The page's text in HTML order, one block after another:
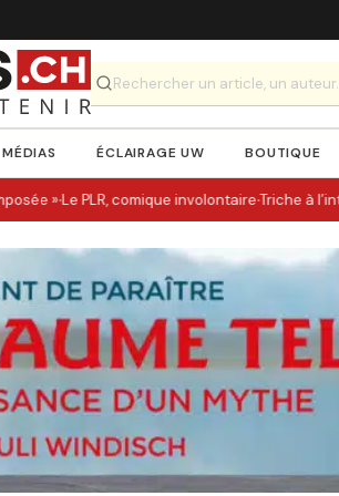
MÉDIAS ÉCLAIRAGE UW BOUTIQUE
»·Le PLR, comique involontaire·Triche à